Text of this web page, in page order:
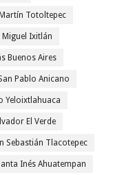
Totoltepec
Miguel Ixitlán
Buenos Aires
Pablo Anicano
Yeloixtlahuaca
El Verde
Sebastián Tlacotepec
Inés Ahuatempan